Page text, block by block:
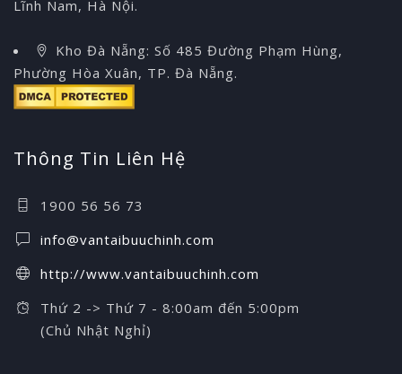
Lĩnh Nam, Hà Nội.
Kho Đà Nẵng: Số 485 Đường Phạm Hùng,
Phường Hòa Xuân, TP. Đà Nẵng.
Thông Tin Liên Hệ
1900 56 56 73
info@vantaibuuchinh.com
http://www.vantaibuuchinh.com
Thứ 2 -> Thứ 7 - 8:00am đến 5:00pm
(Chủ Nhật Nghỉ)